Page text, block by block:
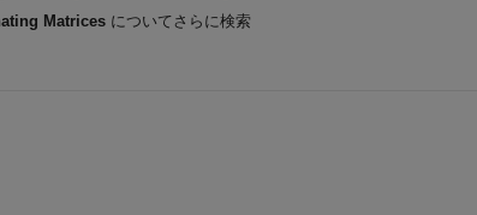
Matricesについてさらに検索